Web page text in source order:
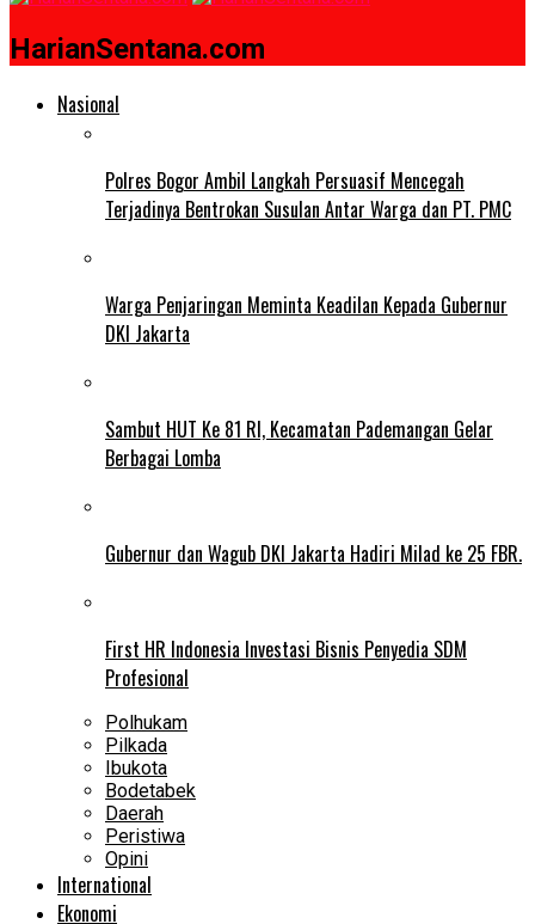
HarianSentana.com
Nasional
Polres Bogor Ambil Langkah Persuasif Mencegah
Terjadinya Bentrokan Susulan Antar Warga dan PT. PMC
Warga Penjaringan Meminta Keadilan Kepada Gubernur
DKI Jakarta
Sambut HUT Ke 81 RI, Kecamatan Pademangan Gelar
Berbagai Lomba
Gubernur dan Wagub DKI Jakarta Hadiri Milad ke 25 FBR.
First HR Indonesia Investasi Bisnis Penyedia SDM
Profesional
Polhukam
Pilkada
Ibukota
Bodetabek
Daerah
Peristiwa
Opini
International
Ekonomi